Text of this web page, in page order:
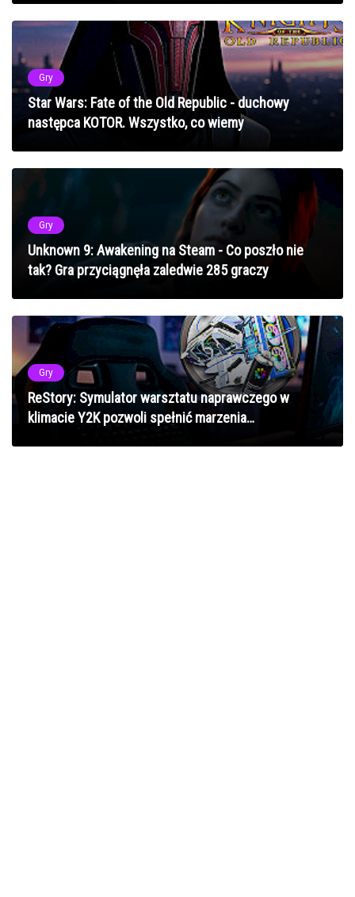
Gry
Star Wars: Fate of the Old Republic - duchowy
następca KOTOR. Wszystko, co wiemy
Gry
Unknown 9: Awakening na Steam - Co poszło nie
tak? Gra przyciągnęła zaledwie 285 graczy
Gry
ReStory: Symulator warsztatu naprawczego w
klimacie Y2K pozwoli spełnić marzenia